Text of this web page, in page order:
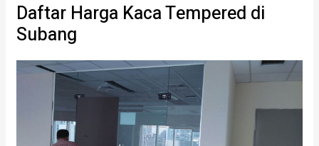
Daftar Harga Kaca Tempered di
Subang